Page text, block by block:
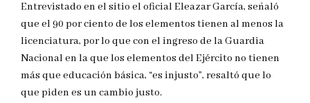
Entrevistado en el sitio el oficial Eleazar García, señaló
que el 90 por ciento de los elementos tienen al menos la
licenciatura, por lo que con el ingreso de la Guardia
Nacional en la que los elementos del Ejército no tienen
más que educación básica, “es injusto”, resaltó que lo
que piden es un cambio justo.